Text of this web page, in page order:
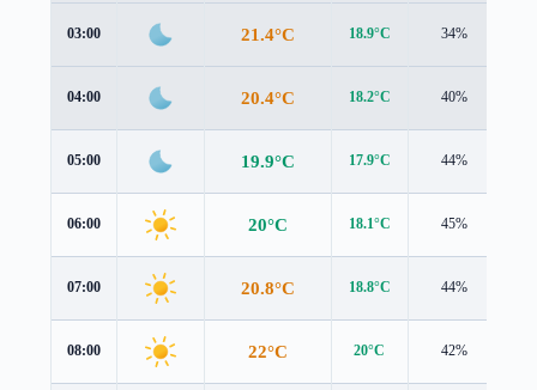
03:00 21.4°C 18.9°C 34%
04:00 20.4°C 18.2°C 40%
05:00 19.9°C 17.9°C 44%
06:00 20°C 18.1°C 45%
07:00 20.8°C 18.8°C 44%
08:00 22°C 20°C 42%